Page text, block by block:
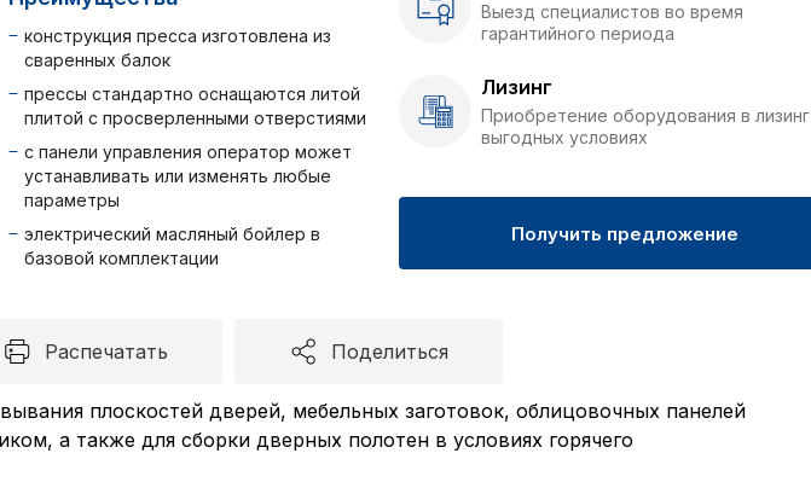
конструкция пресса изготовлена из
сваренных балок
прессы стандартно оснащаются литой
плитой с просверленными отверстиями
с панели управления оператор может
устанавливать или изменять любые
параметры
электрический масляный бойлер в
базовой комплектации
Выезд специалистов во время
гарантийного периода
Лизинг
Приобретение оборудования в
выгодных условиях
Получить предложение
Распечатать Поделиться
плоскостей дверей, мебельных заготовок, облицовочных панелей
а также для сборки дверных полотен в условиях горячего